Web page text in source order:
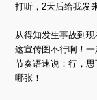
打听，2天后给我发
从得知发生事故到
这宣传图不行啊！
节奏语速说：行，
哪张！